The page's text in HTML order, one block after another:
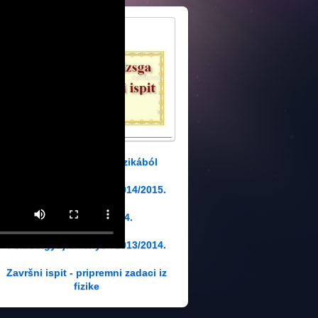
Felkészítő tananyag fizikából
Feladatgyűjtemények 2014/2015.
Próbatesztek 2014.
Feladatgyűjtemények 2013/2014.
Završni ispit - pripremni zadaci iz
fizike